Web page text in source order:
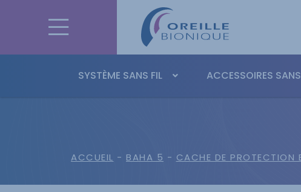
SYSTÈME SANS FIL ACCESSOIRES
ACCUEIL - BAHA 5 - CACHE DE PROTECTION